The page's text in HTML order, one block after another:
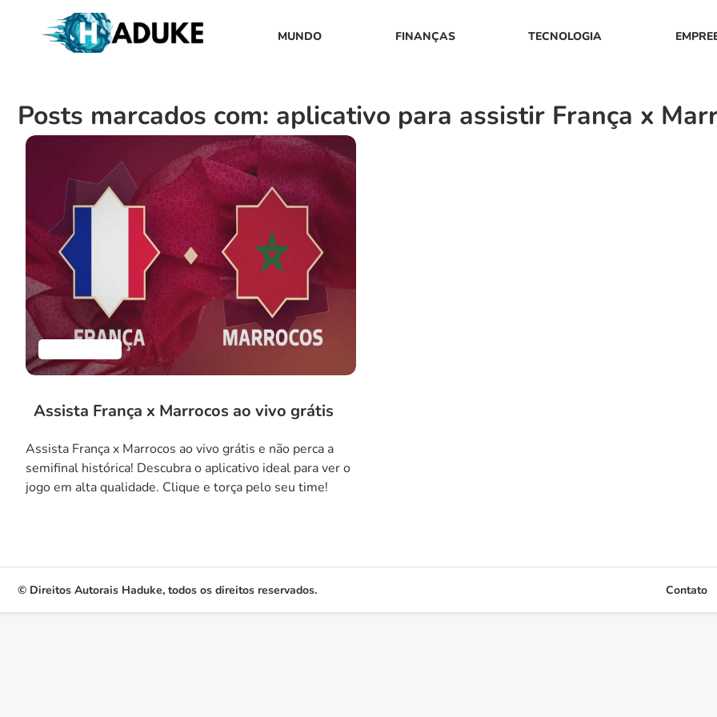
MUNDO FINANÇAS TECNOLOGIA
Posts marcados com: aplicativo para assistir França x
Assista França x Marrocos ao vivo grátis
Assista França x Marrocos ao vivo grátis e não perca a
semifinal histórica! Descubra o aplicativo ideal para ver o
jogo em alta qualidade. Clique e torça pelo seu time!
© Direitos Autorais Haduke, todos os direitos reservados. Contato